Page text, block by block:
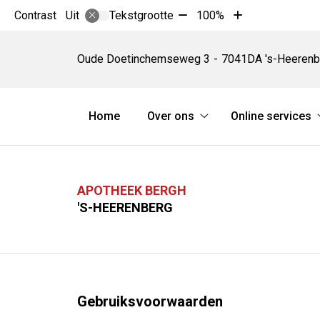
Contrast Uit Tekstgrootte Tekst
10%
100%
Tekst
10%
Oude Doetinchemseweg 3 7041DA 's-
Hoofdmenu
Home
Over ons
ons
Online services
APOTHEEK BERGH
'S-HEERENBERG
Gebruiksvoorwaarden